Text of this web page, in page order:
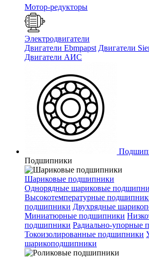
Мотор-редукторы
Электродвигатели
Двигатели Ebmpapst Двигатели
Двигатели АИС
Подшипники
Шариковые подшипники
Однорядные шариковые
Высокотемпературные
подшипники Двухрядные
Миниатюрные подшипники
подшипники Радиально-упорные
Токоизолированные подшипники
шарикоподшипники